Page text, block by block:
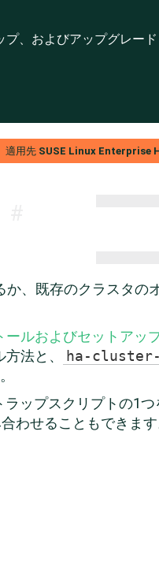
、およびアップグレード
適用先 SUSE Linux Enterprise
、既存のクラスタの
ールおよびセットアッ
法と、
ha-
ップスクリプトの1
わせることもできます